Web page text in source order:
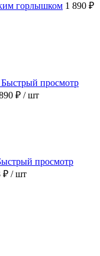
горлышком 1 890 ₽
Быстрый просмотр
₽ / шт
просмотр
₽ / шт